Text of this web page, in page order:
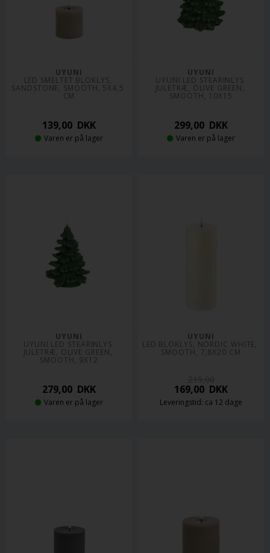
UYUNI
LED SMELTET BLOKLYS,
SANDSTONE, SMOOTH, 5X4,5
CM
139,00 DKK
Varen er på lager
UYUNI
UYUNI LED STEARINLYS
JULETRÆ, OLIVE GREEN,
SMOOTH, 10X15
299,00 DKK
Varen er på lager
UYUNI
UYUNI LED STEARINLYS
JULETRÆ, OLIVE GREEN,
SMOOTH, 9X12
279,00 DKK
Varen er på lager
UYUNI
LED BLOKLYS, NORDIC WHITE,
SMOOTH, 7,8X20 CM
169,00 DKK
Leveringstid: ca 12 dage